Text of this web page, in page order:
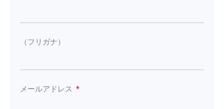
（フリガナ）
メールアドレス